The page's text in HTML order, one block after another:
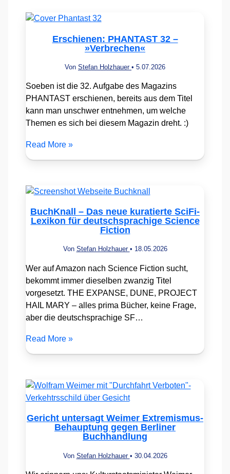
Erschienen: PHANTAST 32 –
»Verbrechen«
Von Stefan Holzhauer • 5.07.2026
Soeben ist die 32. Aufgabe des Magazins
PHANTAST erschienen, bereits aus dem Titel
kann man unschwer entnehmen, um welche
Themen es sich bei diesem Magazin dreht. :)
Read More »
BuchKnall – Das neue kuratierte SciFi-
Lexikon für deutschsprachige Science
Fiction
Von Stefan Holzhauer • 18.05.2026
Wer auf Amazon nach Science Fiction sucht,
bekommt immer dieselben zwanzig Titel
vorgesetzt. THE EXPANSE, DUNE, PROJECT
HAIL MARY – alles prima Bücher, keine Frage,
aber die deutschsprachige SF…
Read More »
Gericht untersagt Weimer Extremismus-
Behauptung gegen Berliner
Buchhandlung
Von Stefan Holzhauer • 30.04.2026